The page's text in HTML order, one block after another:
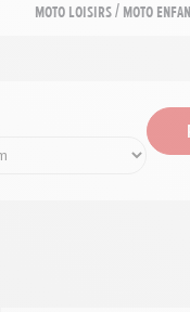
Moto loisirs / moto